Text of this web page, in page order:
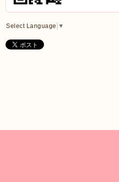
Select Language ▼